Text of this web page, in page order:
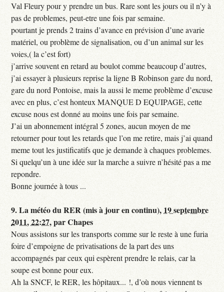
Val Fleury pour y prendre un bus. Rare sont les jours ou il n’y à
pas de problemes, peut-etre une fois par semaine.
pourtant je prends 2 trains d’avance en prévision d’une avarie
matériel, ou problème de signalisation, ou d’un animal sur les
voies,( la c’est fort)
j’arrive souvent en retard au boulot comme beaucoup d’autres,
j’ai essayer à plusieurs reprise la ligne B Robinson gare du nord,
gare du nord Pontoise, mais la aussi le meme problème d’excuse
avec en plus, c’est honteux MANQUE D EQUIPAGE, cette
excuse nous est donné au moins une fois par semaine.
J’ai un abonnement intégral 5 zones, aucun moyen de me
retourner pour tout les retards que l’on me retire, mais j’ai quand
meme tout les justificatifs que je demande à chaques problemes.
Si quelqu’un à une idée sur la marche a suivre n’hésité pas a me
repondre.
Bonne journée à tous ...
9.La météo du RER (mis à jour en continu), 19 septembre
2011, 22:27,parChapes
Nous assistons sur les transports comme sur le reste à une furia
foire d’empoigne de privatisations de la part des uns
accompagnés par ceux qui espèrent prendre le relais, car la
soupe est bonne pour eux.
Ah la SNCF, le RER, les hôpitaux... !, d’où nous viennent ts